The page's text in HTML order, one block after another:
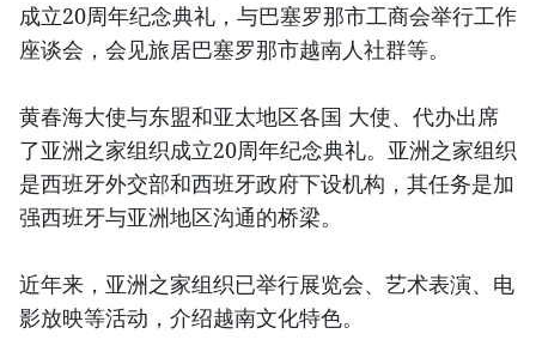
成立20周年纪念典礼，与巴塞罗那市工商会举行工作
座谈会，会见旅居巴塞罗那市越南人社群等。
黄春海大使与东盟和亚太地区各国 大使、代办出席
了亚洲之家组织成立20周年纪念典礼。亚洲之家组织
是西班牙外交部和西班牙政府下设机构，其任务是加
强西班牙与亚洲地区沟通的桥梁。
近年来，亚洲之家组织已举行展览会、艺术表演、电
影放映等活动，介绍越南文化特色。